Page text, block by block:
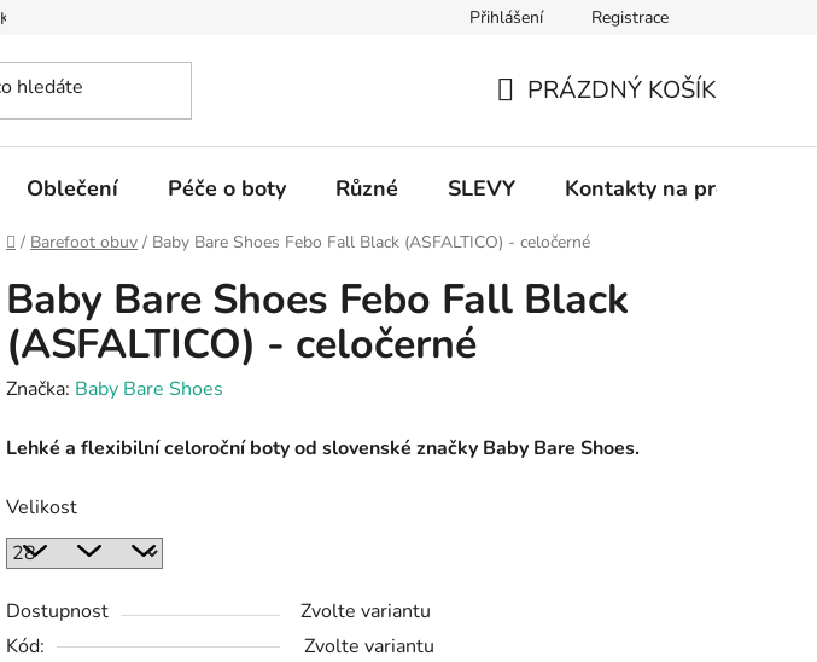
Kontakty na prodejny Informace k on-line platbám Odstoupení od
Přihlášení Registrace
KOŠÍK
PRÁZDNÝ KOŠÍK
Oblečení Péče o boty Různé SLEVY Kontakty na prodejny
Domů
/ Barefoot obuv / Baby Bare Shoes Febo Fall Black (ASFALTICO) - celočerné
Baby Bare Shoes Febo Fall Black
(ASFALTICO) - celočerné
Značka: Baby Bare Shoes
Lehké a flexibilní celoroční boty od slovenské značky Baby Bare Shoes.
Velikost
Dostupnost
Zvolte variantu
Kód:
Zvolte variantu